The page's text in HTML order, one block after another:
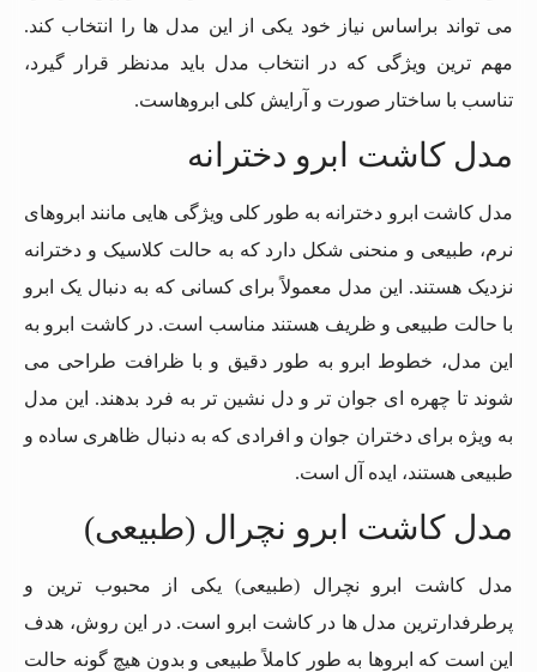
می تواند براساس نیاز خود یکی از این مدل ها را انتخاب کند.
مهم ترین ویژگی که در انتخاب مدل باید مدنظر قرار گیرد،
تناسب با ساختار صورت و آرایش کلی ابروهاست.
مدل کاشت ابرو دخترانه
مدل کاشت ابرو دخترانه به طور کلی ویژگی هایی مانند ابروهای
نرم، طبیعی و منحنی شکل دارد که به حالت کلاسیک و دخترانه
نزدیک هستند. این مدل معمولاً برای کسانی که به دنبال یک ابرو
با حالت طبیعی و ظریف هستند مناسب است. در کاشت ابرو به
این مدل، خطوط ابرو به طور دقیق و با ظرافت طراحی می
شوند تا چهره ای جوان تر و دل نشین تر به فرد بدهند. این مدل
به ویژه برای دختران جوان و افرادی که به دنبال ظاهری ساده و
طبیعی هستند، ایده آل است.
مدل کاشت ابرو نچرال (طبیعی)
مدل کاشت ابرو نچرال (طبیعی) یکی از محبوب ترین و
پرطرفدارترین مدل ها در کاشت ابرو است. در این روش، هدف
این است که ابروها به طور کاملاً طبیعی و بدون هیچ گونه حالت